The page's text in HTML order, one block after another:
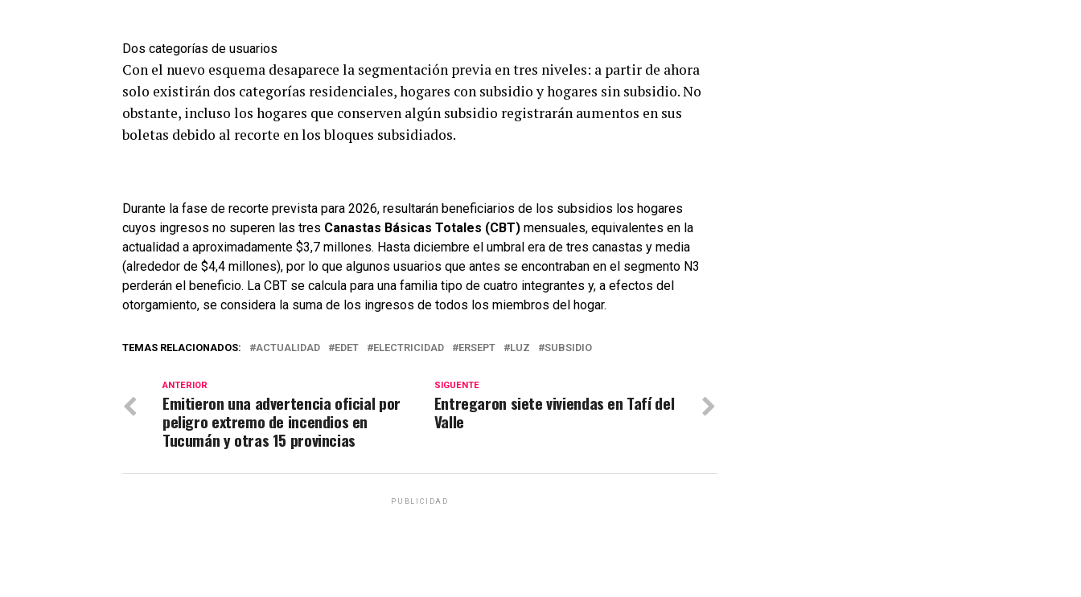
Dos categorías de usuarios
Con el nuevo esquema desaparece la segmentación previa en tres niveles: a partir de ahora
solo existirán dos categorías residenciales, hogares con subsidio y hogares sin subsidio. No
obstante, incluso los hogares que conserven algún subsidio registrarán aumentos en sus
boletas debido al recorte en los bloques subsidiados.
Durante la fase de recorte prevista para 2026, resultarán beneficiarios de los subsidios los hogares
cuyos ingresos no superen las tres Canastas Básicas Totales (CBT) mensuales, equivalentes en la
actualidad a aproximadamente $3,7 millones. Hasta diciembre el umbral era de tres canastas y media
(alrededor de $4,4 millones), por lo que algunos usuarios que antes se encontraban en el segmento N3
perderán el beneficio. La CBT se calcula para una familia tipo de cuatro integrantes y, a efectos del
otorgamiento, se considera la suma de los ingresos de todos los miembros del hogar.
TEMAS RELACIONADOS: ACTUALIDAD EDET ELECTRICIDAD ERSEPT LUZ SUBSIDIO
SIGUENTE
Entregaron siete viviendas en Tafí del
Valle
ANTERIOR
Emitieron una advertencia oficial por
peligro extremo de incendios en
Tucumán y otras 15 provincias
PUBLICIDAD